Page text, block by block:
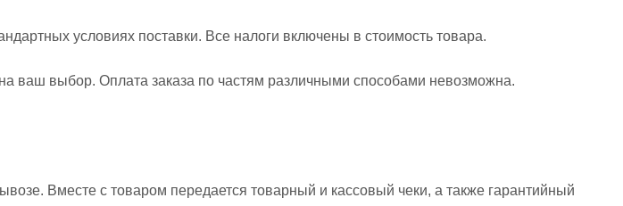
условиях поставки. Все налоги включены в стоимость товара.
ваш выбор. Оплата заказа по частям различными способами невозможна.
Вместе с товаром передается товарный и кассовый чеки, а также гарантийный